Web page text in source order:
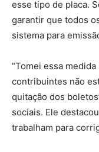
esse tipo de placa.
garantir que todos
sistema para
“Tomei essa
contribuintes não
quitação dos
sociais. Ele
trabalham para